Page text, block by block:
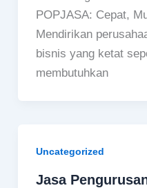
POPJASA: Cepat,
Mendirikan
bisnis yang ketat
membutuhkan
Uncategorized
Jasa